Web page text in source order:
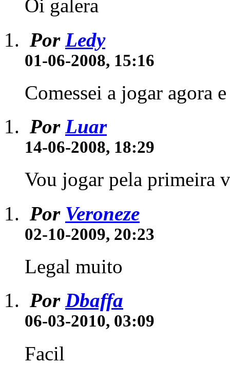
Oi galera
Por Ledy
01-06-2008, 15:16
Comessei a jogar agora
Por Luar
14-06-2008, 18:29
Vou jogar pela primeira
Por Veroneze
02-10-2009, 20:23
Legal muito
Por Dbaffa
06-03-2010, 03:09
Facil